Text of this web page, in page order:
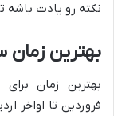
نکته رو یادت باشه
بهترین زمان
بهترین زمان برای
فروردین تا اواخر